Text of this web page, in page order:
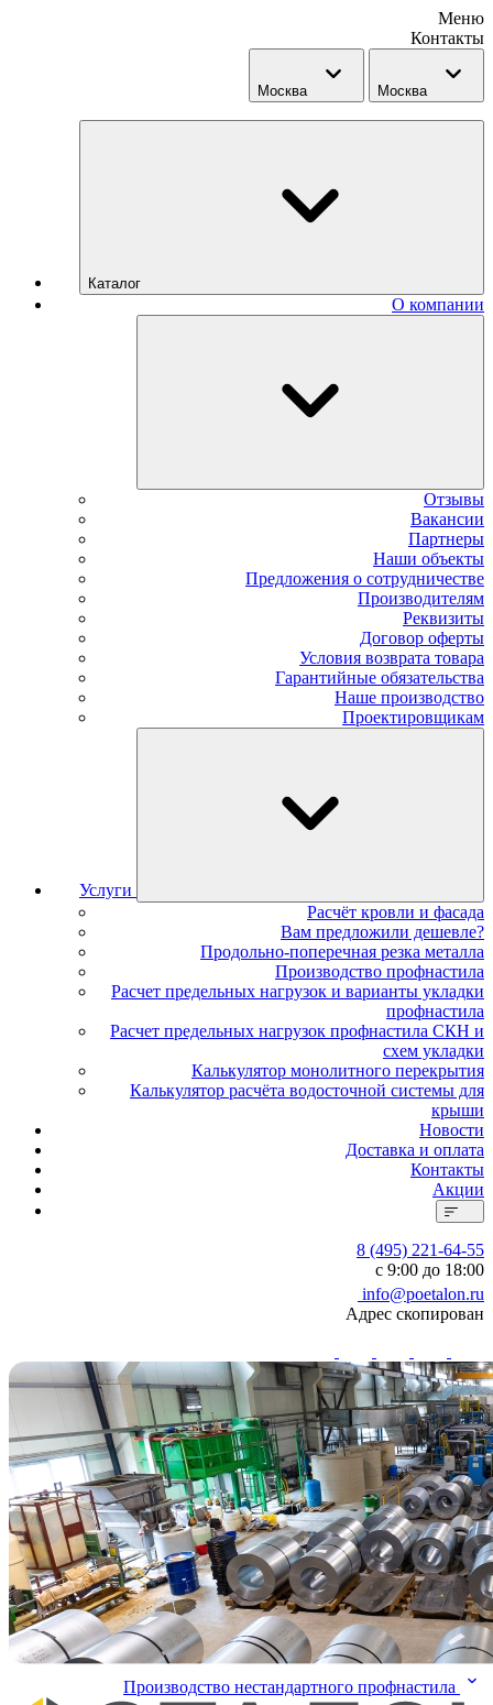
Меню
Контакты
Москва Москва
Каталог
О компании
Отзывы
Вакансии
Партнеры
Наши объекты
Предложения о сотрудничестве
Производителям
Реквизиты
Договор оферты
Условия возврата товара
Гарантийные обязательства
Наше производство
Проектировщикам
Услуги
Расчёт кровли и фасада
Вам предложили дешевле?
Продольно-поперечная резка металла
Производство профнастила
Расчет предельных нагрузок и варианты укладки
профнастила
Расчет предельных нагрузок профнастила СКН и
схем укладки
Калькулятор монолитного перекрытия
Калькулятор расчёта водосточной системы для
крыши
Новости
Доставка и оплата
Контакты
Акции
8 (495) 221-64-55
с 9:00 до 18:00
info@poetalon.ru
Адрес скопирован
Производство нестандартного профнастила